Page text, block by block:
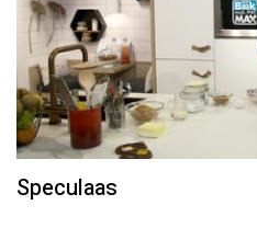
Speculaas